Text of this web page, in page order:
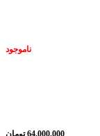
ناموجود
64.000.000 تومان